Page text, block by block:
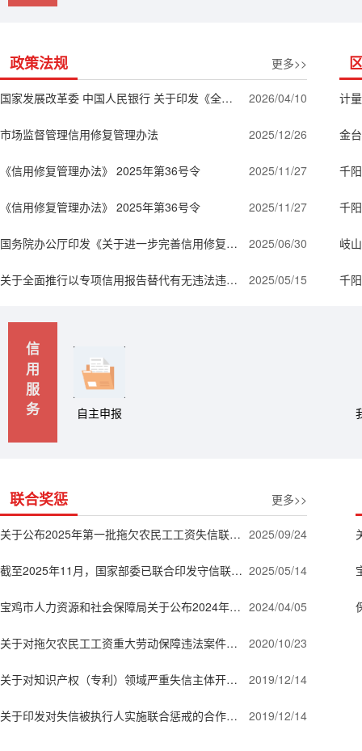
政策法规 更多>>
国家发展改革委 中国人民银行 关于印发《全国公共信用信息基础目录(2026年版)》和《全国失信惩戒措施基础清单(2026年版)》的通知(发改财金〔2026〕447号) 2026/04/10
市场监督管理信用修复管理办法 2025/12/26
《信用修复管理办法》 2025年第36号令 2025/11/27
《信用修复管理办法》 2025年第36号令 2025/11/27
国务院办公厅印发《关于进一步完善信用修复制度的实施方案》的通知 2025/06/30
关于全面推行以专项信用报告替代有无违法违规记录证明的通知(发改财金〔2025〕565号) 2025/05/15
千
信
用
服
务
自主申报
联合奖惩 更多>>
关于公布2025年第一批拖欠农民工工资失信联合惩戒对象名单的公告 2025/09/24
截至2025年11月，国家部委已联合印发守信联合激励和失信联合惩戒备忘录41个 2025/05/14
宝鸡市人力资源和社会保障局关于公布2024年第一批拖欠农民工工资失信联合惩戒对象名单的公告 2024/04/05
关于对拖欠农民工工资重大劳动保障违法案件实施联合惩戒的通知 2020/10/23
关于对知识产权（专利）领域严重失信主体开展联合惩戒的合作备忘录发改财金〔2018〕1702号 2019/12/14
关于印发对失信被执行人实施联合惩戒的合作备忘录 发改财金〔2016〕141号 2019/12/14